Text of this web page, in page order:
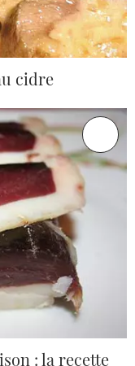
cidre
: la recette